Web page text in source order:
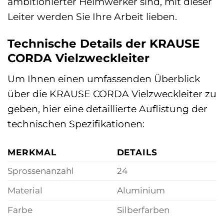
Leiter werden Sie Ihre Arbeit lieben.
Technische Details der KRAUSE
CORDA Vielzweckleiter
Um Ihnen einen umfassenden Überblick
über die KRAUSE CORDA Vielzweckleiter zu
geben, hier eine detaillierte Auflistung der
technischen Spezifikationen:
MERKMAL
DETAILS
Sprossenanzahl
24
Material
Aluminium
Farbe
Silberfarben